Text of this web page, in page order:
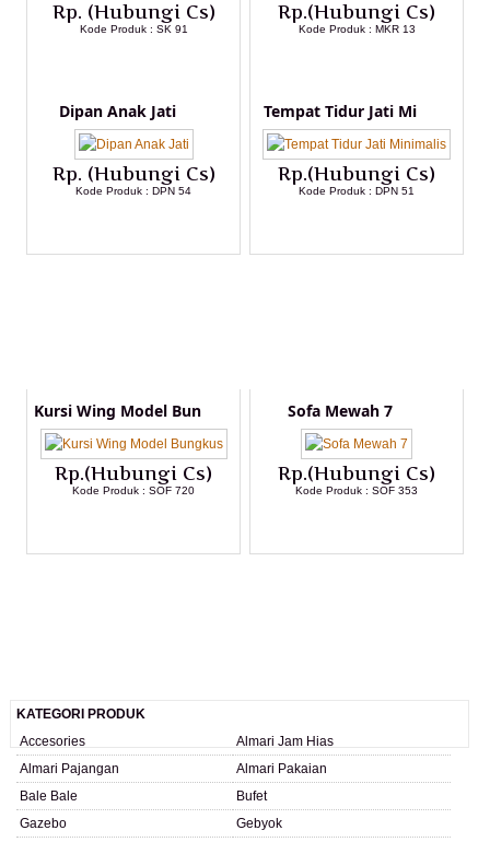
Rp. (Hubungi Cs)
Kode Produk : SK 91
Rp.(Hubungi Cs)
Kode Produk : MKR 13
Dipan Anak Jati
Rp. (Hubungi Cs)
Kode Produk : DPN 54
Tempat Tidur Jati Mi
Rp.(Hubungi Cs)
Kode Produk : DPN 51
Kursi Wing Model Bun
Rp.(Hubungi Cs)
Kode Produk : SOF 720
Sofa Mewah 7
Rp.(Hubungi Cs)
Kode Produk : SOF 353
KATEGORI PRODUK
Accesories
Almari Jam Hias
Almari Pajangan
Almari Pakaian
Bale Bale
Bufet
Gazebo
Gebyok